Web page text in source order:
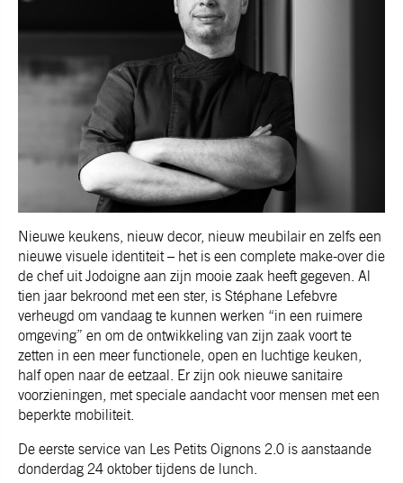
Nieuwe keukens, nieuw decor, nieuw meubilair en zelfs een
nieuwe visuele identiteit – het is een complete make-over die
de chef uit Jodoigne aan zijn mooie zaak heeft gegeven. Al
tien jaar bekroond met een ster, is Stéphane Lefebvre
verheugd om vandaag te kunnen werken “in een ruimere
omgeving” en om de ontwikkeling van zijn zaak voort te
zetten in een meer functionele, open en luchtige keuken,
half open naar de eetzaal. Er zijn ook nieuwe sanitaire
voorzieningen, met speciale aandacht voor mensen met een
beperkte mobiliteit.
De eerste service van Les Petits Oignons 2.0 is aanstaande
donderdag 24 oktober tijdens de lunch.